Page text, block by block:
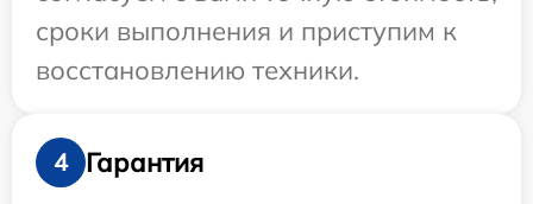
сроки выполнения и приступим к
восстановлению техники.
4
Гарантия